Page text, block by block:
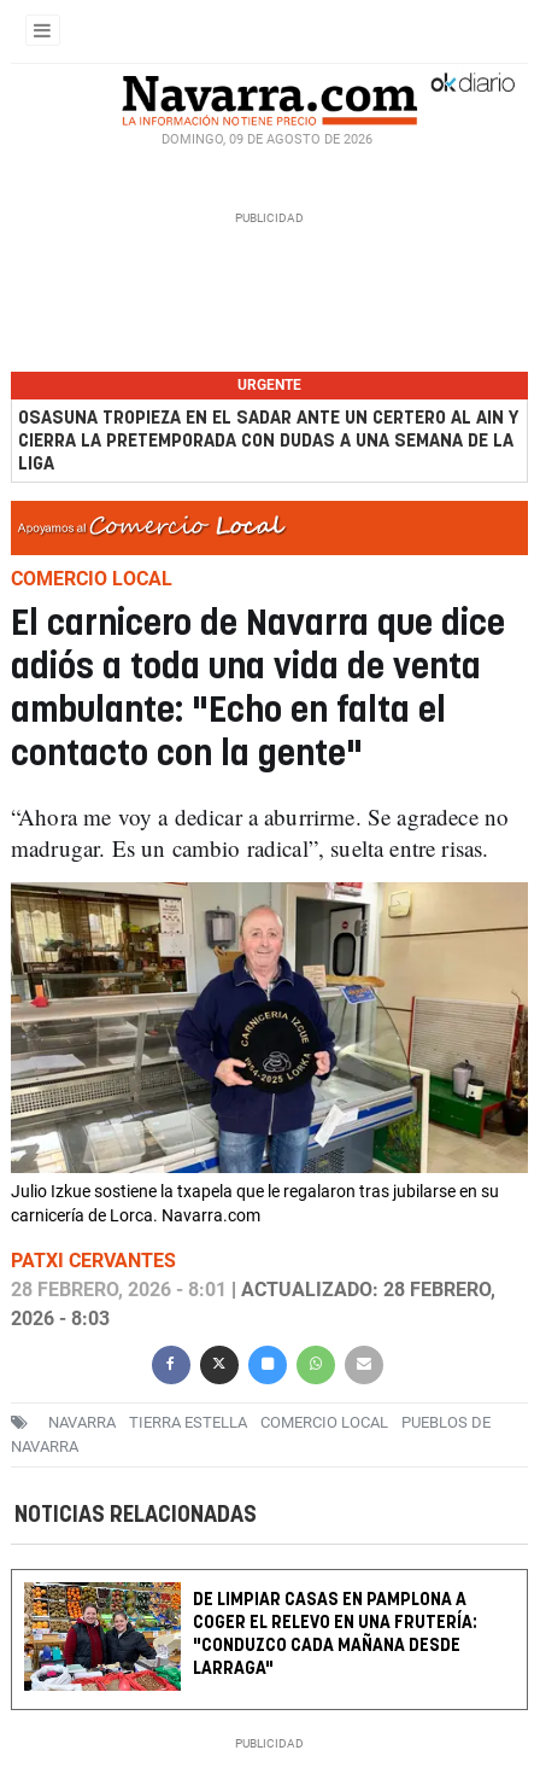
DOMINGO, 09 DE AGOSTO DE 2026
URGENTE
OSASUNA TROPIEZA EN EL SADAR ANTE UN CERTERO AL AIN Y
CIERRA LA PRETEMPORADA CON DUDAS A UNA SEMANA DE LA
LIGA
COMERCIO LOCAL
El carnicero de Navarra que dice
adiós a toda una vida de venta
ambulante: "Echo en falta el
contacto con la gente"
“Ahora me voy a dedicar a aburrirme. Se agradece no
madrugar. Es un cambio radical”, suelta entre risas.
Julio Izkue sostiene la txapela que le regalaron tras jubilarse en su
carnicería de Lorca. Navarra.com
PATXI CERVANTES
28 FEBRERO, 2026 - 8:01
| ACTUALIZADO: 28 FEBRERO,
2026 - 8:03
NAVARRA TIERRA ESTELLA COMERCIO LOCAL
PUEBLOS DE
NAVARRA
NOTICIAS RELACIONADAS
DE LIMPIAR CASAS EN PAMPLONA A
COGER EL RELEVO EN UNA FRUTERÍA:
"CONDUZCO CADA MAÑANA DESDE
LARRAGA"